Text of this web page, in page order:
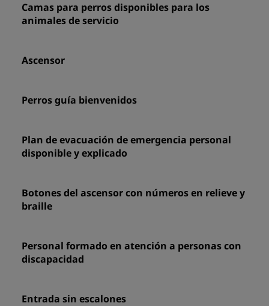
Camas para perros disponibles para los
animales de servicio
Ascensor
Perros guía bienvenidos
Plan de evacuación de emergencia personal
disponible y explicado
Botones del ascensor con números en relieve y
braille
Personal formado en atención a personas con
discapacidad
Entrada sin escalones